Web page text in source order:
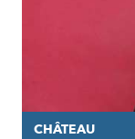
CHÂTEAU